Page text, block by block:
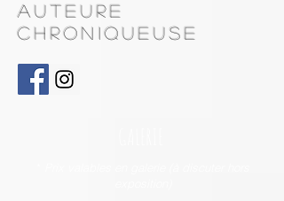
AUTEURE
chroniqueuse